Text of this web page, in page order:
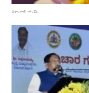
ಟಾಪ್ ಸುದ್ದಿ
8500 ಕಾನ್‌ಸ್ಟೇಬಲ್
ಅಧಿಸೂಚನೆ
ಬೆಂಗಳೂರು : ಕರ್ನಾಟಕ
ಉತ್ತಮ ಪೊಲೀಸ್
ಜಿ.ಪರಮೇಶ್ವರ ಅವರು...